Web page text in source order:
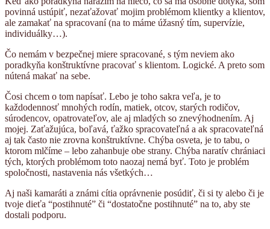
povinná ustúpiť, nezaťažovať mojim problémom klientky a klientov,
ale zamakať na spracovaní (na to máme úžasný tím, supervízie,
individuálky…).
Čo nemám v bezpečnej miere spracované, s tým neviem ako
poradkyňa konštruktívne pracovať s klientom. Logické. A preto som
nútená makať na sebe.
Čosi chcem o tom napísať. Lebo je toho sakra veľa, je to
každodennosť mnohých rodín, matiek, otcov, starých rodičov,
súrodencov, opatrovateľov, ale aj mladých so znevýhodnením. Aj
mojej. Zaťažujúca, boľavá, ťažko spracovateľná a ak spracovateľná
aj tak často nie zrovna konštruktívne. Chýba osveta, je to tabu, o
ktorom mlčíme – lebo zahanbuje obe strany. Chýba naratív chrániaci
tých, ktorých problémom toto naozaj nemá byť. Toto je problém
spoločnosti, nastavenia nás všetkých…
Aj naši kamaráti a známi cítia oprávnenie posúdiť, či si ty alebo či je
tvoje dieťa “postihnuté” či “dostatočne postihnuté” na to, aby ste
dostali podporu.